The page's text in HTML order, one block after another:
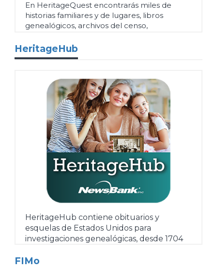
En HeritageQuest encontrarás miles de
historias familiares y de lugares, libros
genealógicos, archivos del censo,
HeritageHub
HeritageHub contiene obituarios y
esquelas de Estados Unidos para
investigaciones genealógicas, desde 1704
FIMo